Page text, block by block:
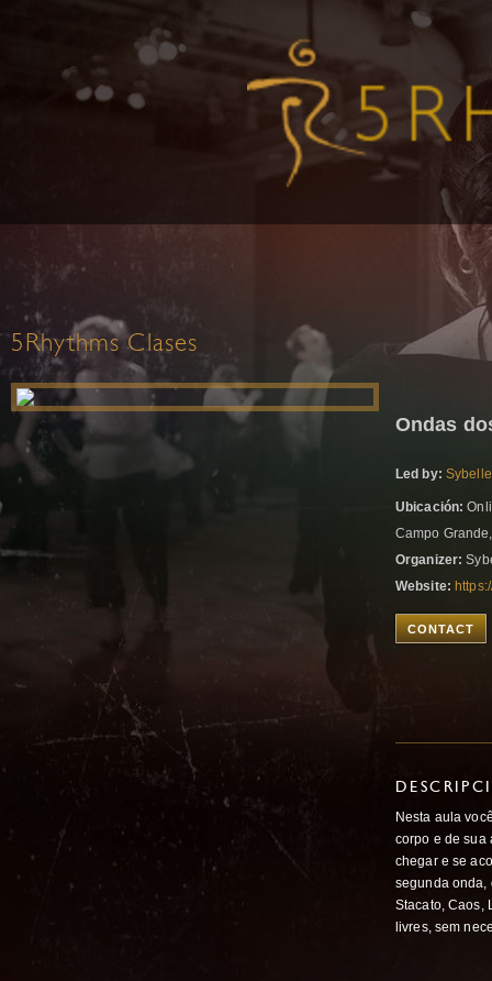
5Rhythms Clases
Ondas
Led by:
Ubicación:
Campo
Organizer:
Website:
CONTACT
Nesta aula
corpo e de sua
chegar e se
segunda onda,
Stacato, Caos,
livres, sem